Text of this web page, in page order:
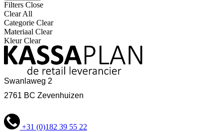
Filters Close
Clear All
Categorie Clear
Materiaal Clear
Kleur Clear
Swanlaweg 2
2761 BC Zevenhuizen
+31 (0)182 39 55 22